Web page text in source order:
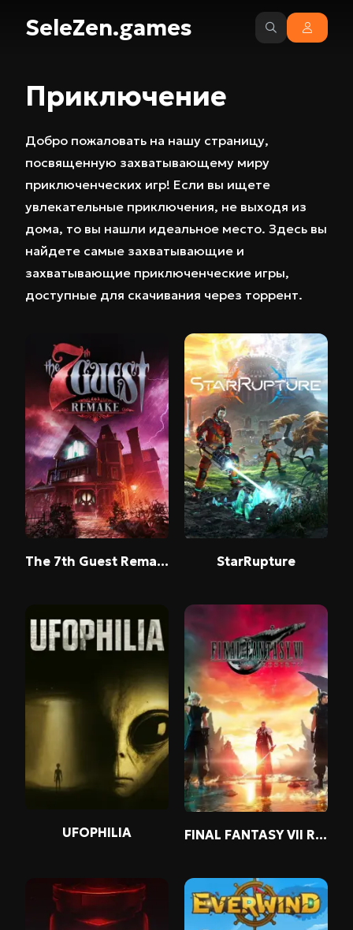
SeleZen.games
Приключение
Добро пожаловать на нашу страницу,
посвященную захватывающему миру
приключенческих игр! Если вы ищете
увлекательные приключения, не выходя из
дома, то вы нашли идеальное место. Здесь вы
найдете самые захватывающие и
захватывающие приключенческие игры,
доступные для скачивания через торрент.
The 7th Guest Remake StarRupture
UFOPHILIA FINAL FANTASY VII REBIRTH